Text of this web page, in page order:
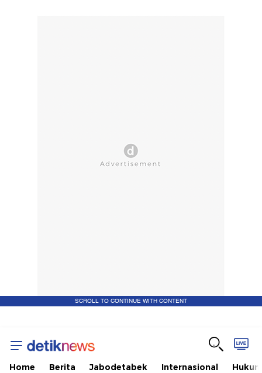
SCROLL TO CONTINUE WITH CONTENT
Home Berita Jabodetabek Internasional Hukum